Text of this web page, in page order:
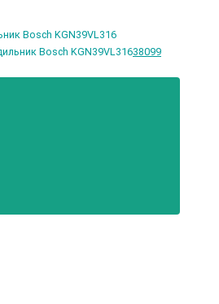
Bosch KGN39VL31638099